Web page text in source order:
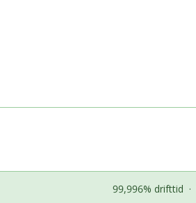
99,996% drifttid ·